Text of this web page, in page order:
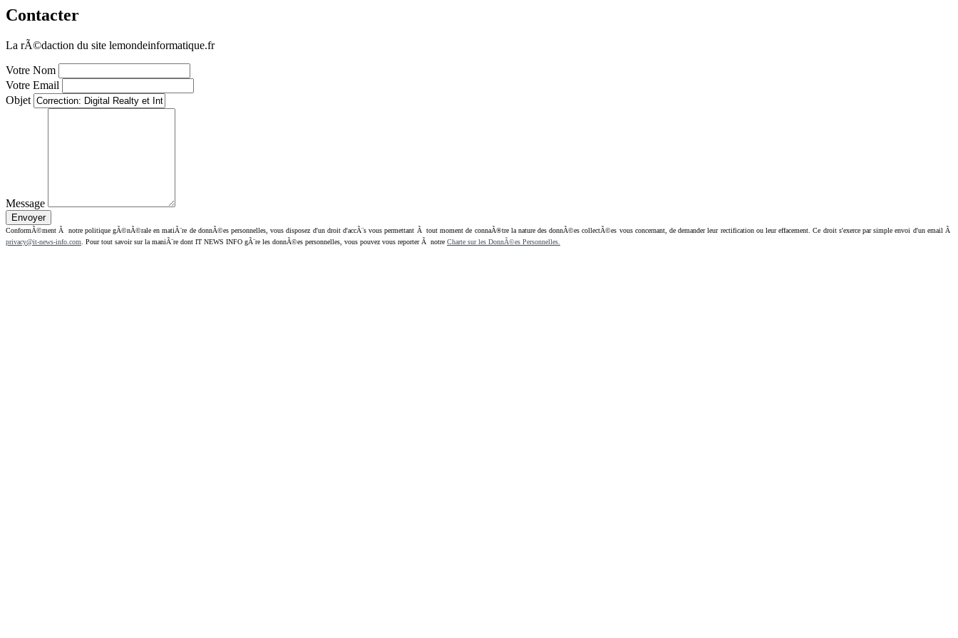
Contacter
La rÃ©daction du site lemondeinformatique.fr
Votre Nom
Votre Email
Objet
Message
ConformÃ©ment Ã notre politique gÃ©nÃ©rale en matiÃ¨re de donnÃ©es personnelles, vous disposez d'un droit d'accÃ¨s vous permettant Ã tout moment de connaÃ®tre la nature des donnÃ©es collectÃ©es vous concernant, de demander leur rectification ou leur effacement. Ce droit s'exerce par simple envoi d'un email Ã
privacy@it-news-info.com . Pour tout savoir sur la maniÃ¨re dont IT NEWS INFO gÃ¨re les donnÃ©es personnelles, vous pouvez vous reporter Ã notre Charte sur les DonnÃ©es Personnelles.